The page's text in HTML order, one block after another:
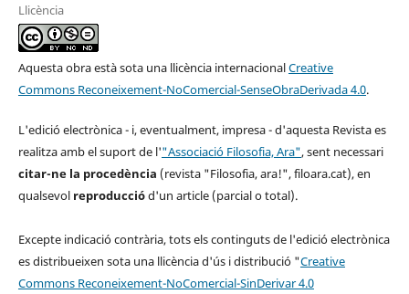
Llicència
Aquesta obra està sota una llicència internacionalCreative
Commons Reconeixement-NoComercial-SenseObraDerivada 4.0.
L'edició electrònica - i, eventualment, impresa - d'aquesta Revista es
realitza amb el suport de l'"Associació Filosofia, Ara", sent necessari
citar-ne la procedència (revista "Filosofia, ara!", filoara.cat), en
qualsevol reproducciód'un article (parcial o total).
Excepte indicaciócontrària, tots elscontingutsde l'edició electrònica
es distribueixen sota una llicència d'ús i distribució "Creative
Commons Reconeixement-NoComercial-SinDerivar 4.0